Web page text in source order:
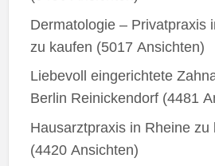
Dermatologie – Privatpraxis
zu kaufen (5017 Ansichten)
Liebevoll eingerichtete
Berlin Reinickendorf(4481
Hausarztpraxis in Rheine zu
(4420 Ansichten)